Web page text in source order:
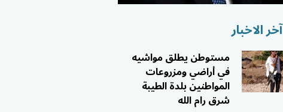
آخر الاخبار
مستوطن يطلق مواشيه
في أراضي ومزروعات
المواطنين بلدة الطيبة
شرق رام الله